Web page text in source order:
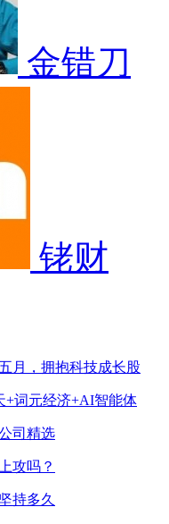
金错刀
铑财
月，拥抱科技成长股
+词元经济+AI智能体
司精选
攻吗？
持多久